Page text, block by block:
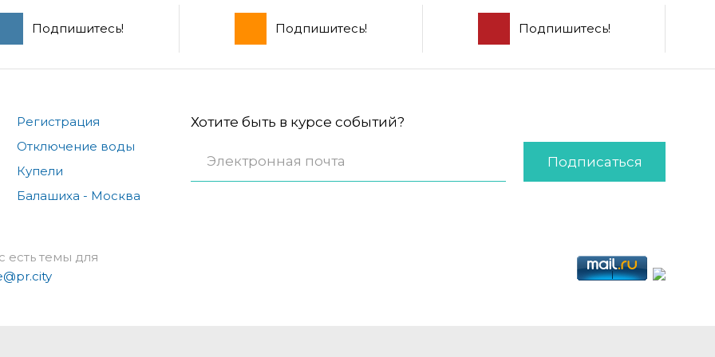
Подпишитесь! Подпишитесь! Подпишитесь!
Регистрация
Отключение воды
Купели
Балашиха - Москва
Хотите быть в курсе событий?
Подписаться
есть темы для